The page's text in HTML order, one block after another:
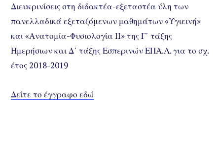
Διευκρινίσεις στη διδακτέα-εξεταστέα ύλη των
πανελλαδικά εξεταζόμενων μαθημάτων «Υγιεινή»
και «Ανατομία-Φυσιολογία ΙΙ» της Γ΄ τάξης
Ημερήσιων και Δ΄ τάξης Εσπερινών ΕΠΑ.Λ. για το σχ.
έτος 2018-2019
Δείτε το έγγραφο εδώ